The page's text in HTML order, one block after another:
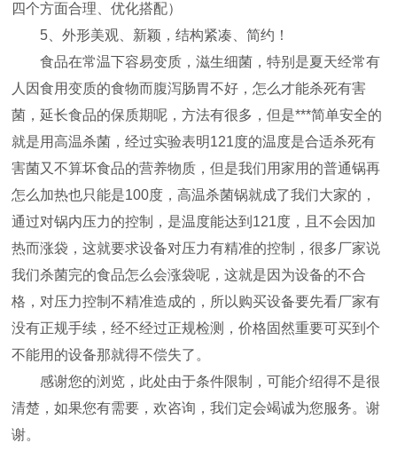
四个方面合理、优化搭配）
5、外形美观、新颖，结构紧凑、简约！
食品在常温下容易变质，滋生细菌，特别是夏天经常有
人因食用变质的食物而腹泻肠胃不好，怎么才能杀死有害
菌，延长食品的保质期呢，方法有很多，但是***简单安全的
就是用高温杀菌，经过实验表明121度的温度是合适杀死有
害菌又不算坏食品的营养物质，但是我们用家用的普通锅再
怎么加热也只能是100度，高温杀菌锅就成了我们大家的，
通过对锅内压力的控制，是温度能达到121度，且不会因加
热而涨袋，这就要求设备对压力有精准的控制，很多厂家说
我们杀菌完的食品怎么会涨袋呢，这就是因为设备的不合
格，对压力控制不精准造成的，所以购买设备要先看厂家有
没有正规手续，经不经过正规检测，价格固然重要可买到个
不能用的设备那就得不偿失了。
感谢您的浏览，此处由于条件限制，可能介绍得不是很
清楚，如果您有需要，欢咨询，我们定会竭诚为您服务。谢
谢。